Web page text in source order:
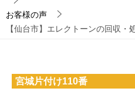
お客様の声
【仙台市】エレクトーンの回収
宮城片付け110番